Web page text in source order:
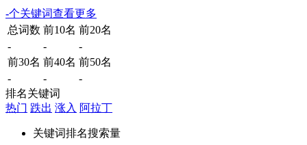
-个关键词查看更多
总词数 前10名 前20名
-
-
-
前30名 前40名 前50名
-
-
-
排名关键词
热门 跌出 涨入 阿拉丁
关键词排名搜索量